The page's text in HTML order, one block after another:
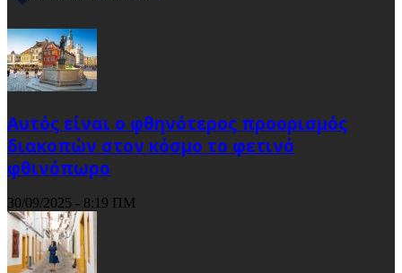
Αυτός είναι ο φθηνότερος προορισμός
διακοπών στον κόσμο το φετινό
φθινόπωρο
30/09/2025 - 8:19 ΠΜ